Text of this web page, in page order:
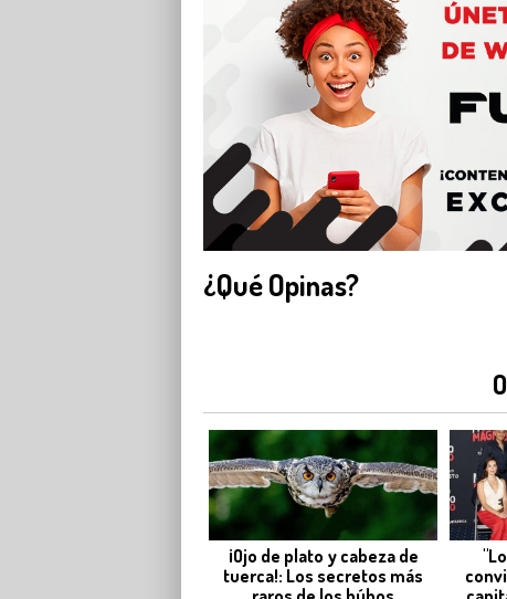
¿Qué Opinas?
¡Ojo de plato y cabeza de
tuerca!: Los secretos más